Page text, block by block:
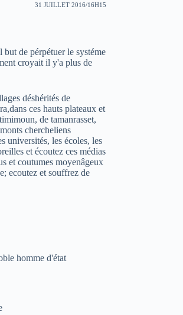
31 JUILLET 2016/16H15
de pérpétuer le systéme
croyait il y'a plus de
déshérités de
ces hauts plateaux et
de tamanrasset,
chercheliens
universités, les écoles, les
et écoutez ces médias
et coutumes moyenâgeux
ecoutez et souffrez de
homme d'état